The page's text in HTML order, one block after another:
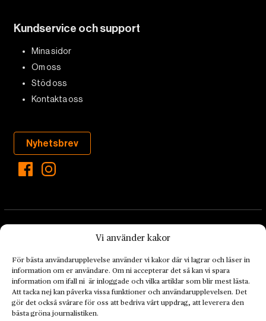
Vi använder kakor
För bästa användarupplevelse använder vi kakor där vi lagrar och läser in
information om er användare. Om ni accepterar det så kan vi spara
information om ifall ni är inloggade och vilka artiklar som blir mest lästa.
Att tacka nej kan påverka vissa funktioner och användarupplevelsen. Det
gör det också svårare för oss att bedriva vårt uppdrag, att leverera den
bästa gröna journalistiken.
Kundservice och support
Mina sidor
Om oss
Stöd oss
Kontakta oss
Nyhetsbrev
Landets Fria Tidning är en nyhetstidning med bred bevakning av
det viktigaste som händer lokalt och globalt och med fokus på
omställningsrörelsen. En omställning till ett hållbart samhälle går
både via starka och lika rättigheter för alla människor, minskade